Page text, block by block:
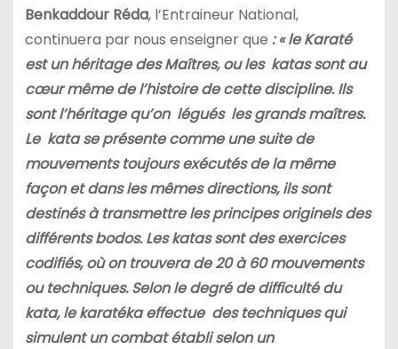
Benkaddour Réda, l’Entraineur National,
continuera par nous enseigner que : « le Karaté
est un héritage des Maîtres, ou les katas sont au
cœur même de l’histoire de cette discipline. Ils
sont l’héritage qu’on légués les grands maîtres.
Le kata se présente comme une suite de
mouvements toujours exécutés de la même
façon et dans les mêmes directions, ils sont
destinés à transmettre les principes originels des
différents bodos. Les katas sont des exercices
codifiés, où on trouvera de 20 à 60 mouvements
ou techniques. Selon le degré de difficulté du
kata, le karatéka effectue des techniques qui
simulent un combat établi selon un